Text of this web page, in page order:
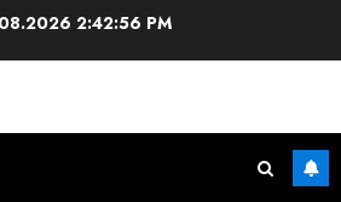
2:42:58 PM